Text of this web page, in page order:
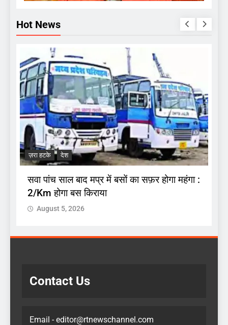
Hot News
ज़रा हटके देश
सवा पांच साल बाद मप्र में बसों का सफ़र होगा महंगा :
2/Km होगा बस किराया
August 5, 2026
Contact Us
Email - editor@rtnewschannel.com